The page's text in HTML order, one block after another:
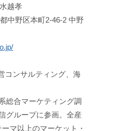
越孝
中野区本町2-46-2 中野
コンサルティング、海
総合マーケティング調
グループに参画。全産
マ以上のマーケット・